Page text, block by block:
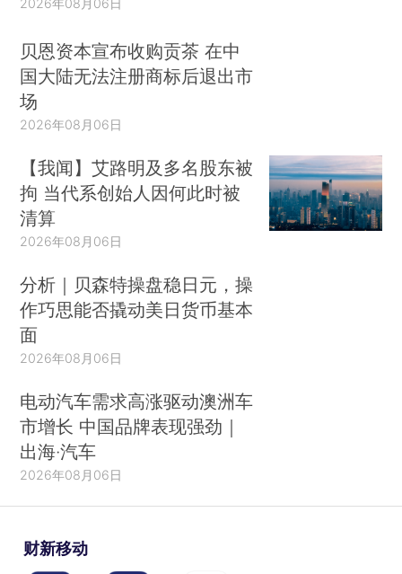
贝恩资本宣布收购贡茶 在中
国大陆无法注册商标后退出市
场
2026年08月06日
【我闻】艾路明及多名股东被
拘 当代系创始人因何此时被
清算
2026年08月06日
分析｜贝森特操盘稳日元，操
作巧思能否撬动美日货币基本
面
2026年08月06日
电动汽车需求高涨驱动澳洲车
市增长 中国品牌表现强劲｜
出海·汽车
2026年08月06日
财新移动